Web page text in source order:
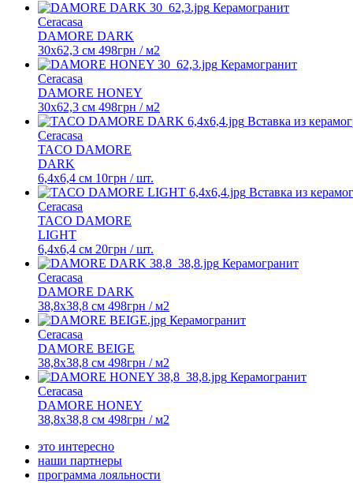
Керамогранит
Ceracasa
DAMORE DARK
30x62,3 см 498грн / м2
Керамогранит
Ceracasa
DAMORE HONEY
30x62,3 см 498грн / м2
Вставка из
Ceracasa
TACO DAMORE
DARK
6,4x6,4 см 10грн / шт.
Вставка из
Ceracasa
TACO DAMORE
LIGHT
6,4x6,4 см 20грн / шт.
Керамогранит
Ceracasa
DAMORE DARK
38,8x38,8 см 498грн / м2
Керамогранит
Ceracasa
DAMORE BEIGE
38,8х38,8 см 498грн / м2
Керамогранит
Ceracasa
DAMORE HONEY
38,8x38,8 см 498грн / м2
это интересно
наши партнеры
программа лояльности